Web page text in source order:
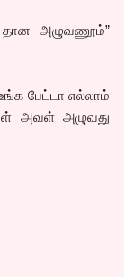
தான அழுவணூம்”
பேட்டா எல்லாம்
அவள் அழுவது